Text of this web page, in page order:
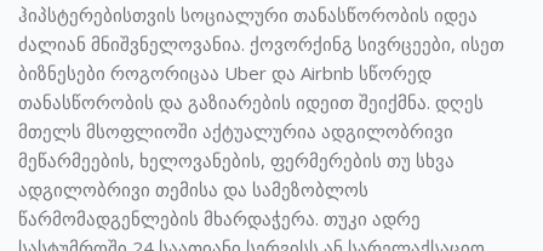
ჰიპსტერებისთვის სოციალური თანასწორობის იდეა
ძალიან მნიშვნელოვანია. ქოვორქინგ სივრცეები, ისეთ
ბიზნესები როგორიცაა Uber და Airbnb სწორედ
თანასწორობის და გაზიარების იდეით შეიქმნა. დღეს
მთელს მსოფლიოში აქტუალურია ადგილობრივი
მეწარმეების, ხელოვანების, ფერმერების თუ სხვა
ადგილობრივი თემისა და სამეზობლოს
წარმომადგენლების მხარდაჭერა. თუკი ადრე